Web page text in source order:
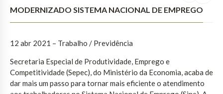
MODERNIZADO SISTEMA NACIONAL DE EMPREGO
12 abr 2021 – Trabalho / Previdência
Secretaria Especial de Produtividade, Emprego e
Competitividade (Sepec), do Ministério da Economia, acaba de
dar mais um passo para tornar mais eficiente o atendimento